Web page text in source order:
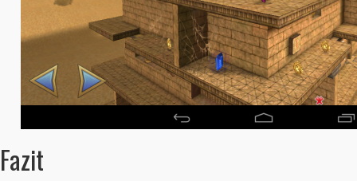
Fazit